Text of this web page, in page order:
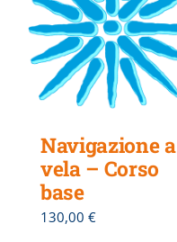
Navigazione a
vela – Corso
base
130,00 €